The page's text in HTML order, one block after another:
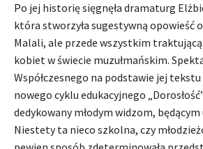
Po jej historię sięgnęła dramaturg
która stworzyła sugestywną opowieść
Malali, ale przede wszystkim
kobiet w świecie muzułmańskim.
Współczesnego na podstawie jej
nowego cyklu edukacyjnego
dedykowany młodym widzom, będącym
Niestety ta nieco szkolna, czy